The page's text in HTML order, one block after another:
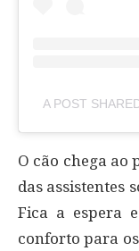
A POST
O cão chega
das assistentes
Fica a espera
conforto para